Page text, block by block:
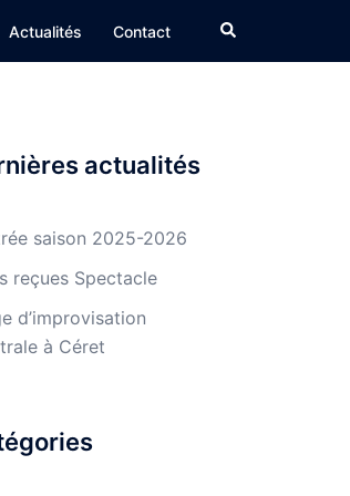
Actualités Contact Rechercher
actualités
saison 2025-2026
reçues Spectacle
d’improvisation
à Céret